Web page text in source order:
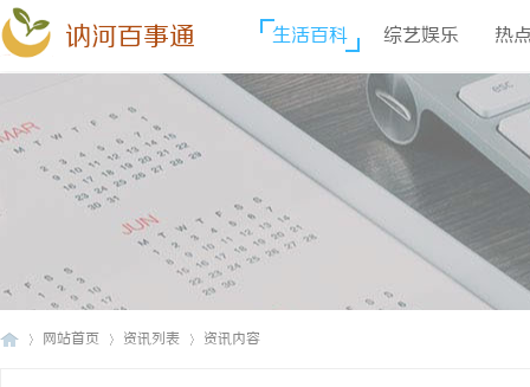
讷河百事通 生活百科 综艺娱乐 热
网站首页 资讯列表 资讯内容